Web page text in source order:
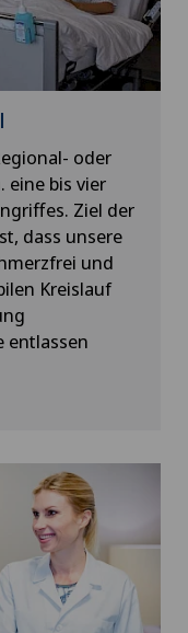
oder
eine bis vier
Ziel der
dass unsere
und
Kreislauf
entlassen